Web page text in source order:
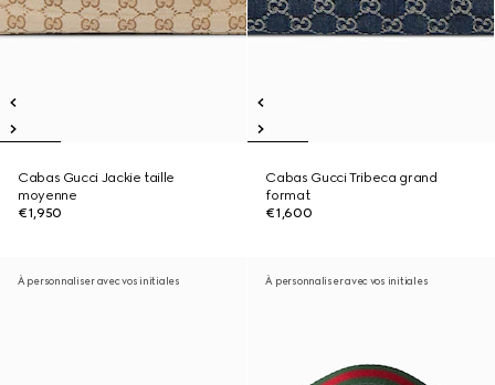
Cabas Gucci Jackie taille
moyenne
€1,950
Cabas Gucci Tribeca grand
format
€1,600
À personnaliser avec vos initiales À personnaliser avec vos initiales